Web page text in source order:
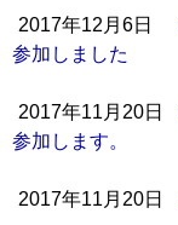
2017年12月6日
参加しました
2017年11月20日
参加します。
2017年11月20日